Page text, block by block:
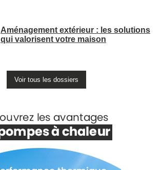
Aménagement extérieur : les solutions
qui valorisent votre maison
Voir tous les dossiers